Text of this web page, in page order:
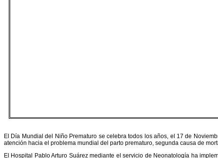
El Día Mundial del Niño Prematuro se celebra todos los años, el 17 de
atención hacia el problema mundial del parto prematuro, segunda causa de
El Hospital Pablo Arturo Suárez mediante el servicio de Neonatología ha